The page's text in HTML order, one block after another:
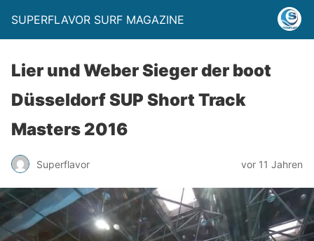
SUPERFLAVOR SURF MAGAZINE
Lier und Weber Sieger der boot
Düsseldorf SUP Short Track
Masters 2016
Superflavor vor 11 Jahren